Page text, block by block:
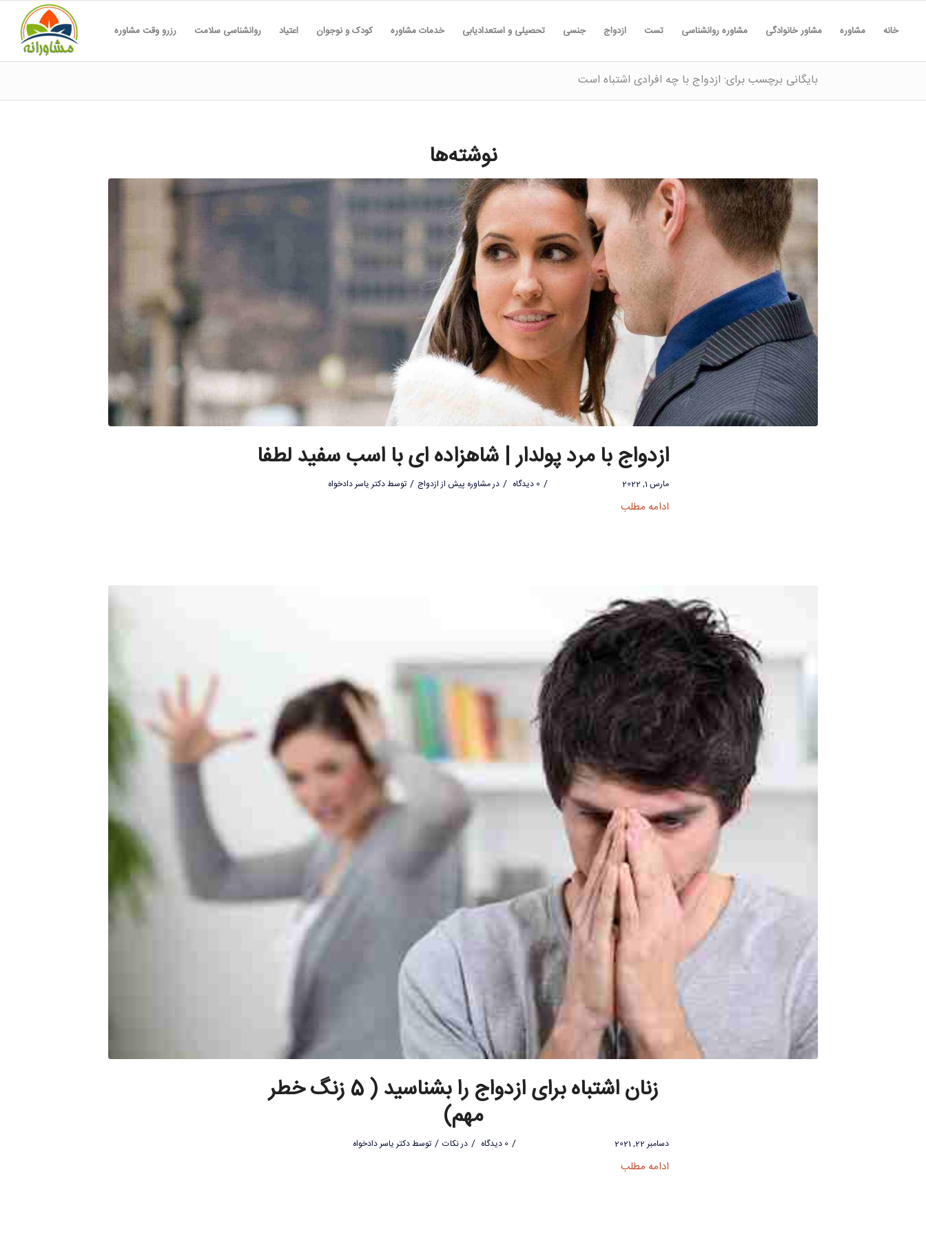
خانه مشاوره مشاور خانوادگی مشاوره روانشناسی تست ازدواج جنسی تحصیلی و استعدادیابی خدمات مشاوره کودک و نوجوان اعتیاد روانشناسی سلامت رزرو وقت مشاوره
بایگانی برچسب برای: ازدواج با چه افرادی اشتباه است
نوشته‌ها
ازدواج با مرد پولدار | شاهزاده ای با اسب سفید لطفا
مارس 1, 2022 / 0 دیدگاه / درمشاوره پیش از ازدواج / توسطدکتر یاسر دادخواه
ادامه مطلب
زنان اشتباه برای ازدواج را بشناسید ( 5 زنگ خطر
مهم)
دسامبر 22, 2021 / 0 دیدگاه / درنکات / توسطدکتر یاسر دادخواه
ادامه مطلب